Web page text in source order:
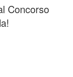
Concorso